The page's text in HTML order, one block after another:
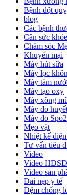
Bệnh đột quỵ
blog
Các bệnh
Cân sức khỏe
Chăm sóc
Khuyến mại
Máy hút sữa
Máy lọc
Máy tăm
Máy tạo oxy
Máy xông
Máy đo
Máy đo Spo2
Mẹo vặt
Nhiệt kế
Tư vấn tiêu
Video
Video HDSD
Video sản
Đai nẹp y tế
Đệm chống